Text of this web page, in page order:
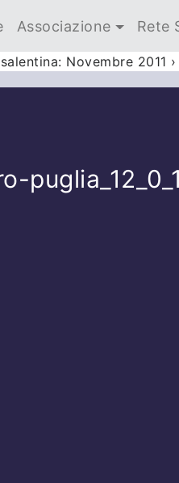
Associazione Rete
Novembre 2011 ›
puglia_12_0_1